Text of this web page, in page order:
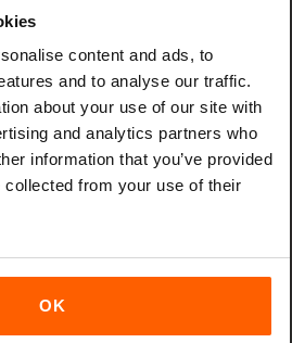
content and ads, to
and to analyse our traffic.
about your use of our site with
and analytics partners who
information that you’ve provided
collected from your use of their
OK
forfaits de
pour Îles Caïmans.
de données qui vous
important ou modeste.